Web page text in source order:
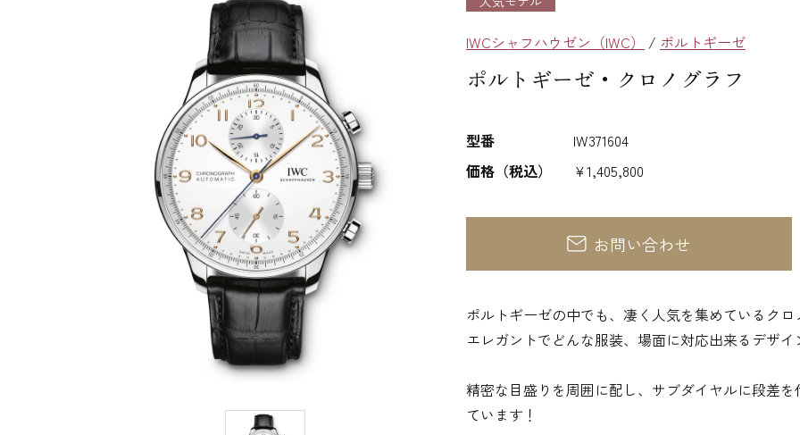
IWCシャフハウゼン（IWC） / ポルトギーゼ
ポルトギーゼ・クロノグラフ
型番
IW371604
価格（税込）
¥1,405,800
お問い合わせ
ポルトギーゼの中でも、凄く人気を集めているク
エレガントでどんな服装、場面に対応出来るデザ
精密な目盛りを周囲に配し、サブダイヤルに段差
ています！